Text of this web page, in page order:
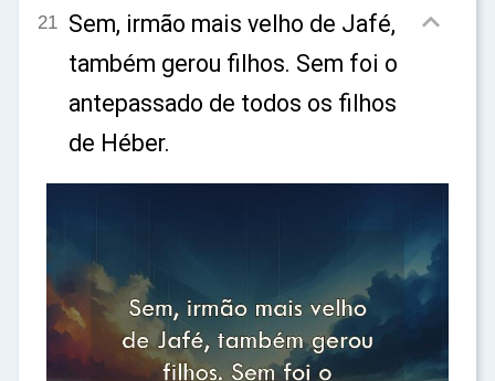
21 Sem, irmão mais velho de Jafé,
também gerou filhos. Sem foi o
antepassado de todos os filhos
de Héber.
